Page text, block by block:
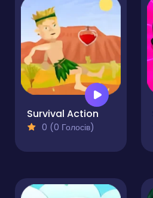
Survival Action
0 (0 Голосів)